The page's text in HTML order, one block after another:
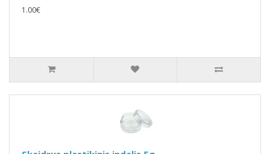
1.00€